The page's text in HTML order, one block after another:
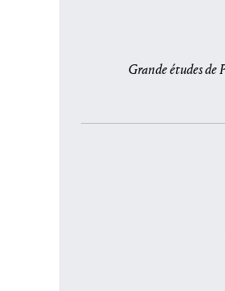
Grande études de